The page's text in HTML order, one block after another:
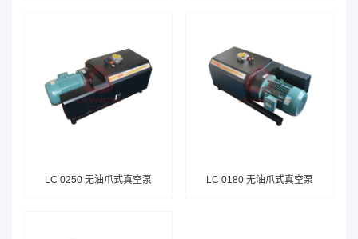
LC 0250 无油爪式真空泵 LC 0180 无油爪式真空泵